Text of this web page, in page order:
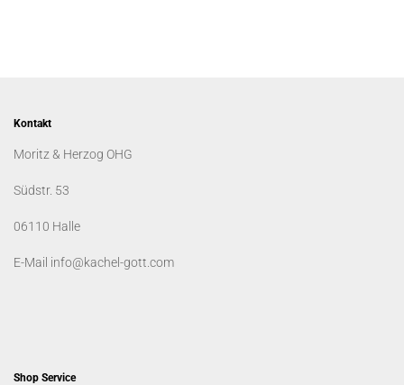
Kontakt
Moritz & Herzog OHG
Südstr. 53
06110 Halle
E-Mail info@kachel-gott.com
Shop Service